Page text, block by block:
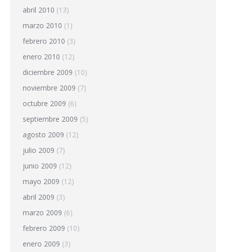
abril 2010 (13)
marzo 2010 (1)
febrero 2010 (3)
enero 2010 (12)
diciembre 2009 (10)
noviembre 2009 (7)
octubre 2009 (6)
septiembre 2009 (5)
agosto 2009 (12)
julio 2009 (7)
junio 2009 (12)
mayo 2009 (12)
abril 2009 (3)
marzo 2009 (6)
febrero 2009 (10)
enero 2009 (3)